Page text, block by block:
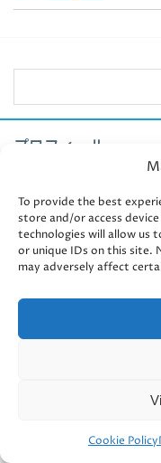
To provide the best
store and/or access
technologies will allow us
or unique IDs on this site.
may adversely affect
Cookie Policy
プロフィール
コンテ